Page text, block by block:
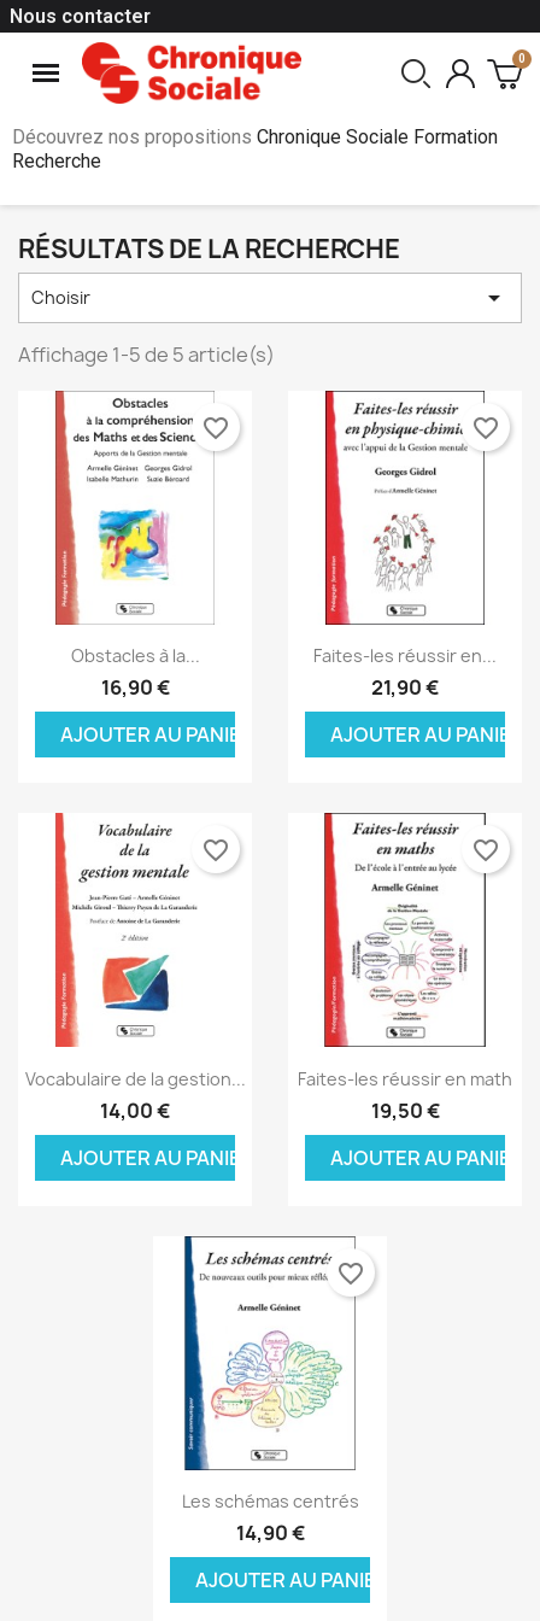
Nous contacter
Découvrez nos propositions Chronique Sociale Formation
Recherche
RÉSULTATS DE LA RECHERCHE
Choisir 
Affichage 1-5 de 5 article(s)
Aperçu rapide
Obstacles à la...
16,90 €
AJOUTER AU PANIER
favorite_border
Aperçu rapide
Faites-les réussir en...
21,90 €
AJOUTER AU PANIER
favorite_border
Aperçu rapide
Vocabulaire de la gestion...
14,00 €
AJOUTER AU PANIER
favorite_border
Aperçu rapide
Faites-les réussir en math
19,50 €
AJOUTER AU PANIER
favorite_border
Aperçu rapide
Les schémas centrés
14,90 €
AJOUTER AU PANIER
favorite_border